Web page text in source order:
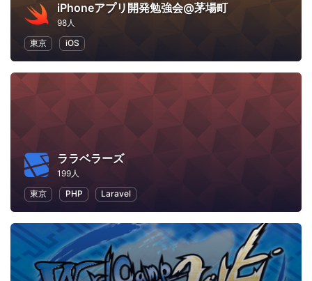
iPhoneアプリ開発勉強会@茅場町
98人
東京
iOS
ララベラーズ
199人
東京
PHP Laravel